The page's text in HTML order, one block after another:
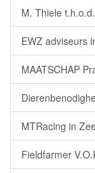
M. Thiele
EWZ adviseurs
MAATSCHAP
MTRacing in
Fieldfarmer